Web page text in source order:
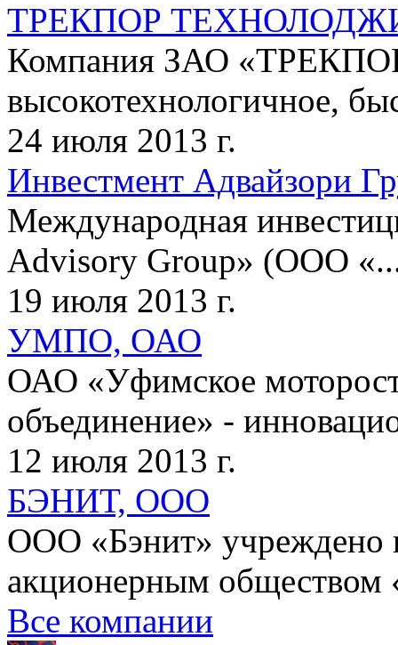
ТРЕКПОР
Компания ЗАО
высокотехнологичное,
24 июля 2013 г.
Инвестмент Адвайзори
Международная
Advisory Group» (ООО
19 июля 2013 г.
УМПО, ОАО
ОАО «Уфимское
объединение» -
12 июля 2013 г.
БЭНИТ, ООО
ООО «Бэнит» учреждено
акционерным обществом
Все компании